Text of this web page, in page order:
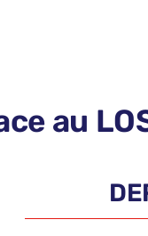
au